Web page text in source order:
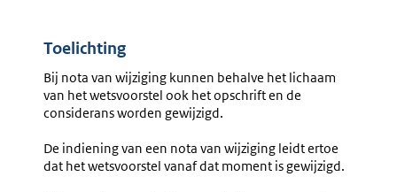
Toelichting
Bij nota van wijziging kunnen behalve het lichaam
van het wetsvoorstel ook het opschrift en de
considerans worden gewijzigd.
De indiening van een nota van wijziging leidt ertoe
dat het wetsvoorstel vanaf dat moment is gewijzigd.